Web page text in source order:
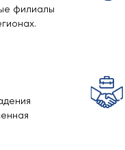
филиалы